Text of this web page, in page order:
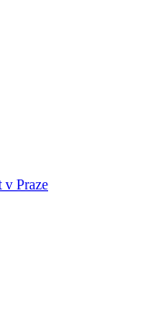
v Praze